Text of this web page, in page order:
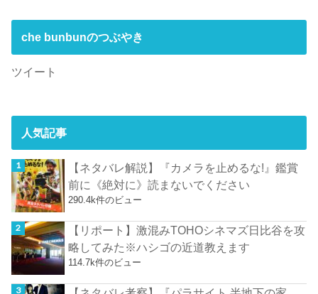
che bunbunのつぶやき
ツイート
人気記事
【ネタバレ解説】『カメラを止めるな!』鑑賞
前に《絶対に》読まないでください
290.4k件のビュー
【リポート】激混みTOHOシネマズ日比谷を攻
略してみた※ハシゴの近道教えます
114.7k件のビュー